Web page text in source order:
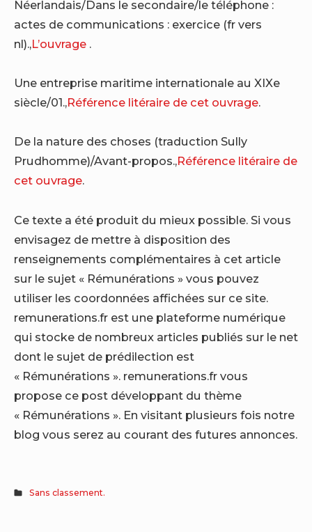
Néerlandais/Dans le secondaire/le téléphone :
actes de communications : exercice (fr vers
nl).,L’ouvrage .
Une entreprise maritime internationale au XIXe
siècle/01.,Référence litéraire de cet ouvrage.
De la nature des choses (traduction Sully
Prudhomme)/Avant-propos.,Référence litéraire de
cet ouvrage.
Ce texte a été produit du mieux possible. Si vous
envisagez de mettre à disposition des
renseignements complémentaires à cet article
sur le sujet « Rémunérations » vous pouvez
utiliser les coordonnées affichées sur ce site.
remunerations.fr est une plateforme numérique
qui stocke de nombreux articles publiés sur le net
dont le sujet de prédilection est
« Rémunérations ». remunerations.fr vous
propose ce post développant du thème
« Rémunérations ». En visitant plusieurs fois notre
blog vous serez au courant des futures annonces.
Sans classement.